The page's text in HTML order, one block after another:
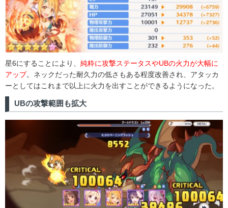
星6にすることにより、 純粋に攻撃ステータスやUBの火力が大幅に
アップ。ネックだった耐久力の低さもある程度改善され、アタッカ
ーとしてはこれまで以上に火力を出すことができるようになった。
UBの攻撃範囲も拡大